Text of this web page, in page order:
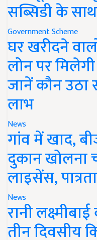
सब्सिडी के
Government Scheme
घर खरीदने
लोन पर
जानें कौन उठा
लाभ
News
गांव में खाद,
दुकान खोलना
लाइसेंस,
News
रानी
तीन दिवसीय